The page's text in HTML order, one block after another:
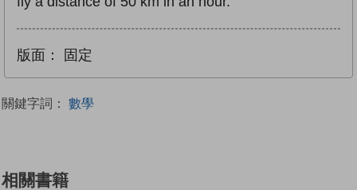
版面： 固定
關鍵字詞： 數學
相關書籍